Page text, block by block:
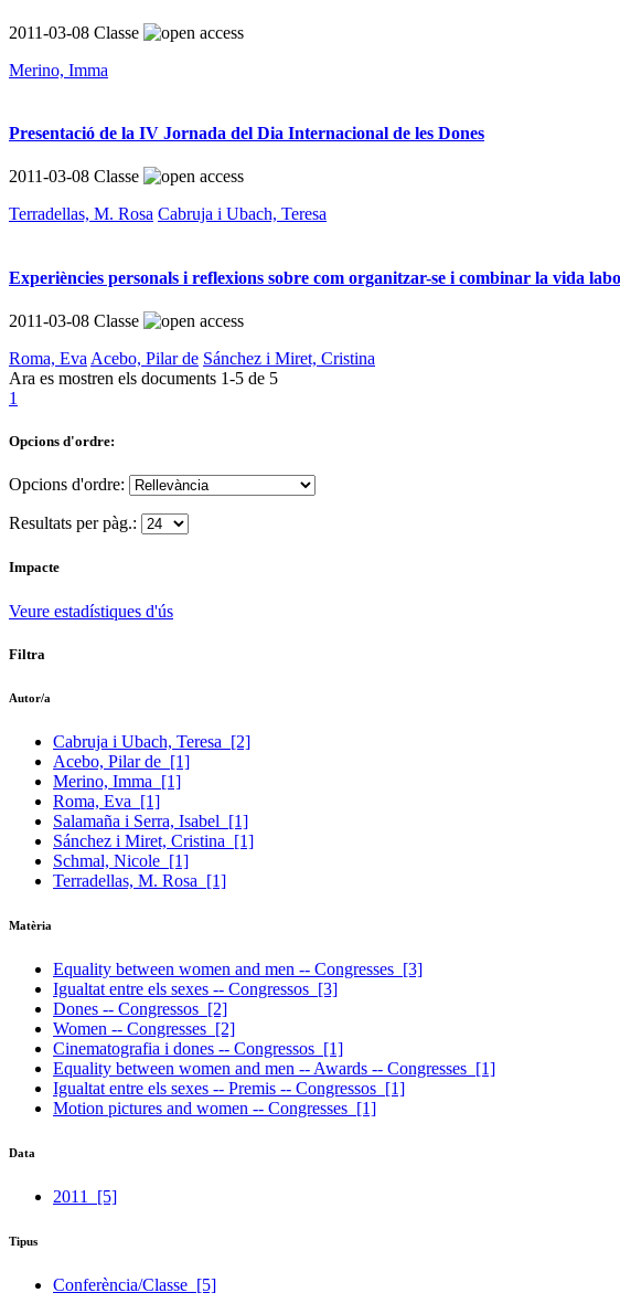
2011-03-08 Classe
Merino, Imma
Presentació de la IV Jornada del Dia Internacional de les Dones
2011-03-08 Classe
Terradellas, M. Rosa Cabruja i Ubach, Teresa
Experiències personals i reflexions sobre com organitzar-se i combinar la vida
2011-03-08 Classe
Roma, Eva Acebo, Pilar de Sánchez i Miret, Cristina
Ara es mostren els documents 1-5 de 5
1
Opcions d'ordre:
Opcions d'ordre:
Resultats per pàg.:
Impacte
Veure estadístiques d'ús
Filtra
Autor/a
Cabruja i Ubach, Teresa [2]
Acebo, Pilar de [1]
Merino, Imma [1]
Roma, Eva [1]
Salamaña i Serra, Isabel [1]
Sánchez i Miret, Cristina [1]
Schmal, Nicole [1]
Terradellas, M. Rosa [1]
Matèria
Equality between women and men -- Congresses [3]
Igualtat entre els sexes -- Congressos [3]
Dones -- Congressos [2]
Women -- Congresses [2]
Cinematografia i dones -- Congressos [1]
Equality between women and men -- Awards -- Congresses [1]
Igualtat entre els sexes -- Premis -- Congressos [1]
Motion pictures and women -- Congresses [1]
Data
2011 [5]
Tipus
Conferència/Classe [5]